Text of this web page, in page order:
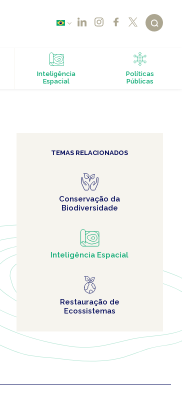
Inteligência
Espacial
Políticas
Públicas
TEMAS RELACIONADOS
Conservação da
Biodiversidade
Inteligência Espacial
Restauração de
Ecossistemas